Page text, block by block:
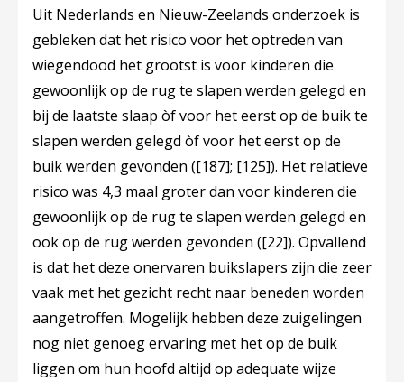
Uit Nederlands en Nieuw-Zeelands onderzoek is
gebleken dat het risico voor het optreden van
wiegendood het grootst is voor kinderen die
gewoonlijk op de rug te slapen werden gelegd en
bij de laatste slaap òf voor het eerst op de buik te
slapen werden gelegd òf voor het eerst op de
buik werden gevonden ([187]; [125]). Het relatieve
risico was 4,3 maal groter dan voor kinderen die
gewoonlijk op de rug te slapen werden gelegd en
ook op de rug werden gevonden ([22]). Opvallend
is dat het deze onervaren buikslapers zijn die zeer
vaak met het gezicht recht naar beneden worden
aangetroffen. Mogelijk hebben deze zuigelingen
nog niet genoeg ervaring met het op de buik
liggen om hun hoofd altijd op adequate wijze